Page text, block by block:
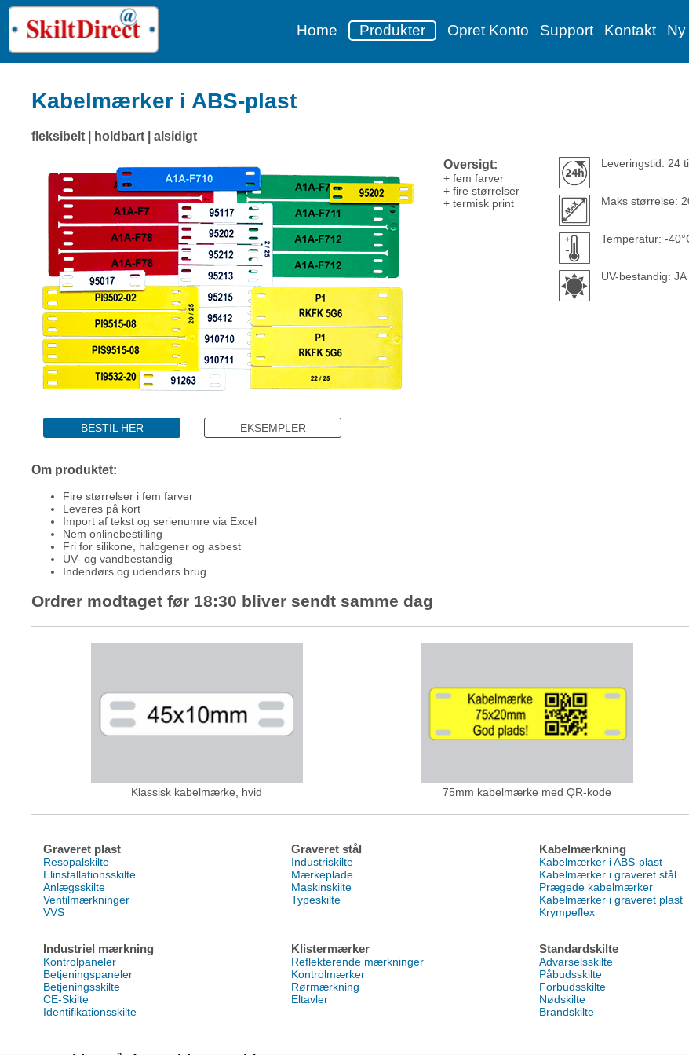
Home Produkter Opret Konto Support Kontakt Ny
Kabelmærker i ABS-plast
fleksibelt | holdbart | alsidigt
BESTIL HER EKSEMPLER
Oversigt:
+ fem farver
+ fire størrelser
+ termisk print
Leveringstid: 24
Maks størrelse:
Temperatur: -
UV-bestandig: JA
Om produktet:
Fire størrelser i fem farver
Leveres på kort
Import af tekst og serienumre via Excel
Nem onlinebestilling
Fri for silikone, halogener og asbest
UV- og vandbestandig
Indendørs og udendørs brug
Ordrer modtaget før 18:30 bliver sendt samme dag
Klassisk kabelmærke, hvid 75mm kabelmærke med QR-kode
Graveret plast
Resopalskilte
Elinstallationsskilte
Anlægsskilte
Ventilmærkninger
VVS
Graveret stål
Industriskilte
Mærkeplade
Maskinskilte
Typeskilte
Kabelmærkning
Kabelmærker i ABS-plast
Kabelmærker i graveret stål
Prægede kabelmærker
Kabelmærker i graveret plast
Krympeflex
Industriel mærkning
Kontrolpaneler
Betjeningspaneler
Betjeningsskilte
CE-Skilte
Identifikationsskilte
Klistermærker
Reflekterende mærkninger
Kontrolmærker
Rørmærkning
Eltavler
Standardskilte
Advarselsskilte
Påbudsskilte
Forbudsskilte
Nødskilte
Brandskilte